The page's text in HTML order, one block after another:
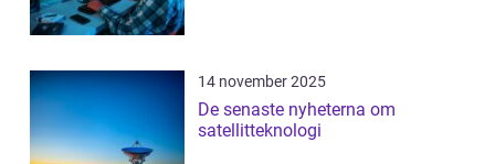
14 november 2025
De senaste nyheterna om
satellitteknologi